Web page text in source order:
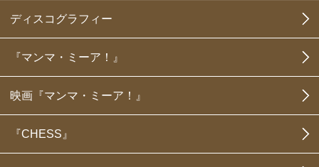
ディスコグラフィー
『マンマ・ミーア！』
映画『マンマ・ミーア！』
『CHESS』